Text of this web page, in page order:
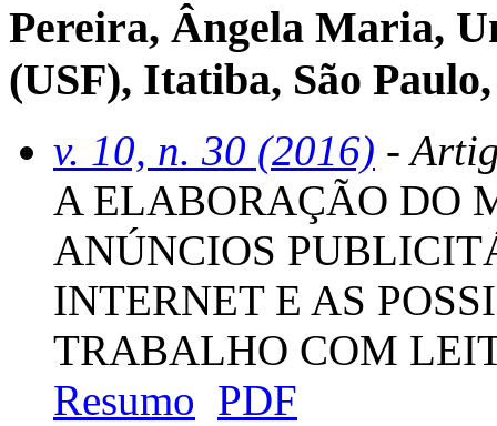
Pereira, Ângela Maria,
(USF), Itatiba, São
v. 10, n. 30 (2016) -
A ELABORAÇÃO DO
ANÚNCIOS
INTERNET E AS
TRABALHO COM
Resumo PDF